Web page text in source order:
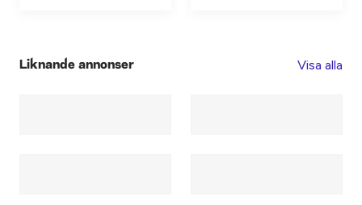
Liknande annonser Visa alla